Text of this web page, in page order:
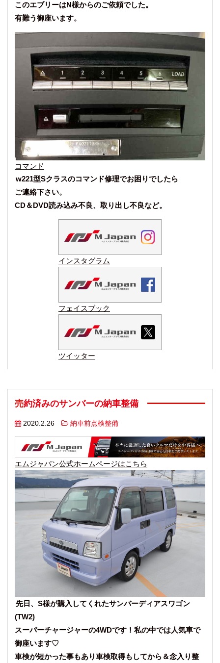
このエブリーはN様からのご依頼でした。
有難う御座います。
コマンド
w221型Sクラスのコマンド修理でお困りでしたら
ご連絡下さい。
CD＆DVD読み込み不良、取り出し不良など。
インスタグラム
フェイスブック
ツイッター
売約済みのサンバーの納車整備
2020.2.26 納車前点検整備
エムジャパン公式ホームページはこちら
先日、S様が購入してくれたサンバーディアスワゴン
(TW2)
スーパーチャージャーの4WDです！私の中では人気車で
御座います♡
車検が短かった事もあり車検取得もしてから＆念入り整